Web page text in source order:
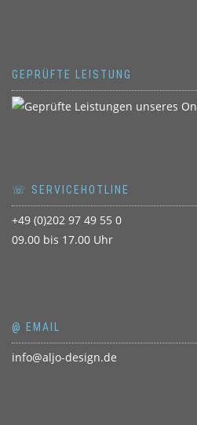
GEPRÜFTE LEISTUNG
☏ SERVICEHOTLINE
+49 (0)202 97 49 55 0
09.00 bis 17.00 Uhr
@ EMAIL
info@aljo-design.de